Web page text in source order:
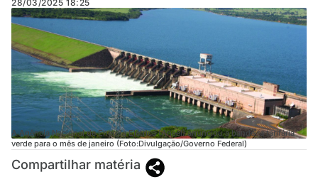
28/03/2025 18:25
A Agência Nacional de Energia Elétrica (Aneel) anunciou a bandeira tarifária
verde para o mês de janeiro (Foto:Divulgação/Governo Federal)
Compartilhar matéria